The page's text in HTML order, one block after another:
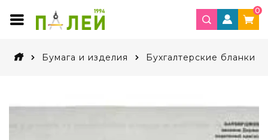
0
Бумага и изделия Бухгалтерские бланки